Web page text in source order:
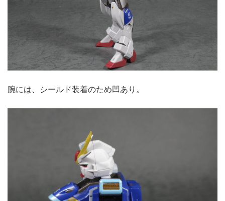
腕には、シールド装着のため凹あり。